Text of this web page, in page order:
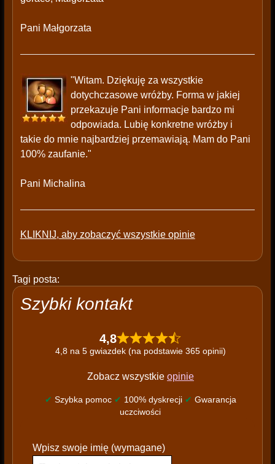
Pani Małgorzata
"Witam. Dziękuję za wszystkie
dotychczasowe wróżby. Forma w jakiej
przekazuje Pani informacje bardzo mi
odpowiada. Lubię konkretne wróżby i
takie do mnie najbardziej przemawiają. Mam do Pani
100% zaufanie."
Pani Michalina
KLIKNIJ, aby zobaczyć wszystkie opinie
Tagi posta:
Szybki kontakt
4,8
4,8 na 5 gwiazdek (na podstawie 365 opinii)
Zobacz wszystkie opinie
✔ Szybka pomoc ✔ 100% dyskrecji ✔ Gwarancja
uczciwości
l
Wpisz swoje imię (wymagane)